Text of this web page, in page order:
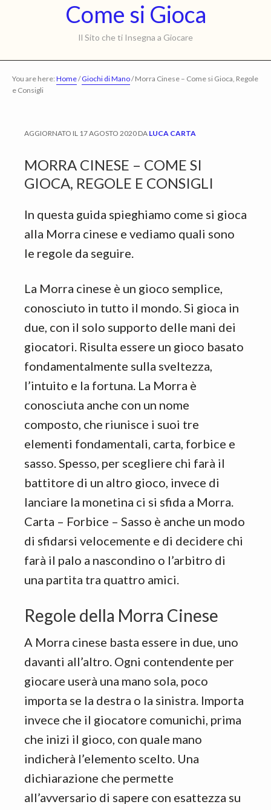
Come si Gioca
Gioca
Il Sito che ti Insegna a Giocare
You are here: Home/ Giochi di Mano/Morra Cinese – Come si Gioca, Regole
e Consigli
AGGIORNATO IL 17 AGOSTO 2020 DA LUCA CARTA
MORRA CINESE – COME SI
GIOCA, REGOLE E CONSIGLI
In questa guida spieghiamo come si gioca
alla Morra cinese e vediamo quali sono
le regole da seguire.
La Morra cinese è un gioco semplice,
conosciuto in tutto il mondo. Si gioca in
due, con il solo supporto delle mani dei
giocatori. Risulta essere un gioco basato
fondamentalmente sulla sveltezza,
l’intuito e la fortuna. La Morra è
conosciuta anche con un nome
composto, che riunisce i suoi tre
elementi fondamentali, carta, forbice e
sasso. Spesso, per scegliere chi farà il
battitore di un altro gioco, invece di
lanciare la monetina ci si sfida a Morra.
Carta – Forbice – Sasso è anche un modo
di sfidarsi velocemente e di decidere chi
farà il palo a nascondino o l’arbitro di
una partita tra quattro amici.
Regole della Morra Cinese
A Morra cinese basta essere in due, uno
davanti all’altro. Ogni contendente per
giocare userà una mano sola, poco
importa se la destra o la sinistra. Importa
invece che il giocatore comunichi, prima
che inizi il gioco, con quale mano
indicherà l’elemento scelto. Una
dichiarazione che permette
all’avversario di sapere con esattezza su